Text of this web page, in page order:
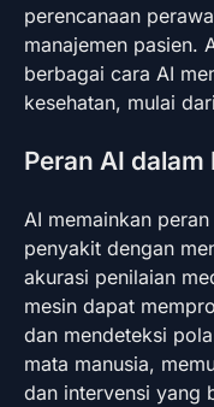
perencanaan
manajemen pasien.
berbagai cara AI
kesehatan, mulai
Peran AI
AI memainkan
penyakit dengan
akurasi penilaian
mesin dapat
dan mendeteksi
mata manusia,
dan intervensi yang